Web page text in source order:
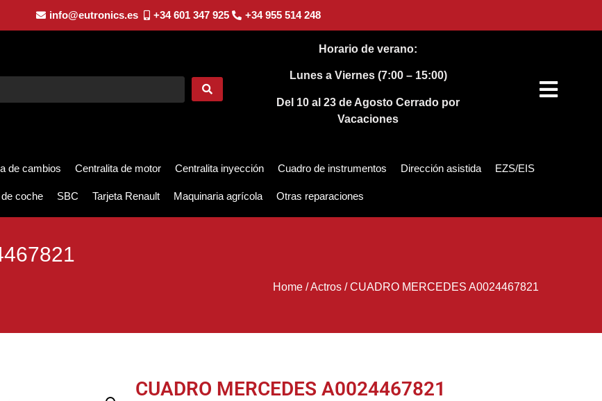
info@eutronics.es +34 601 347 925 +34 955 514 248
Horario de verano:
Lunes a Viernes (7:00 – 15:00)
Del 10 al 23 de AgostoCerrado por
Vacaciones
de cambios Centralita de motor Centralita inyección Cuadro de instrumentos Dirección asistida EZS/EIS
coche SBC Tarjeta Renault Maquinaria agrícola Otras reparaciones
Home/Actros/CUADRO MERCEDES A0024467821
CUADRO MERCEDES A0024467821